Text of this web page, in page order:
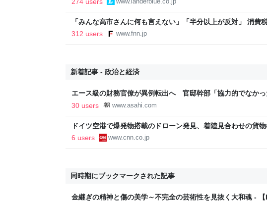
「みんな高市さんに何も言えない」「半分以上が反対」 消費
裏 自民党内でくすぶる慎重論と本音【スポットライト】｜
312 users www.fnn.jp
新着記事 - 政治と経済
エース級の財務官僚が異例転出へ 官邸幹部「協力的でなか
新聞
30 users www.asahi.com
ドイツ空港で爆発物搭載のドローン発見、着陸見合わせの貨
衝突
6 users www.cnn.co.jp
同時期にブックマークされた記事
金継ぎの精神と傷の美学～不完全の芸術性を見抜く大和魂 -